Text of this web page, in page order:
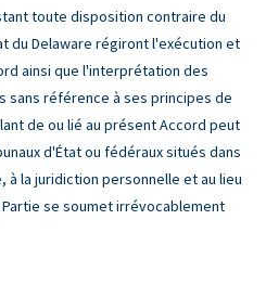
toute disposition contraire du
du Delaware régiront l'exécution et
ainsi que l'interprétation des
sans référence à ses principes de
de ou lié au présent Accord peut
d'État ou fédéraux situés dans
à la juridiction personnelle et au lieu
se soumet irrévocablement